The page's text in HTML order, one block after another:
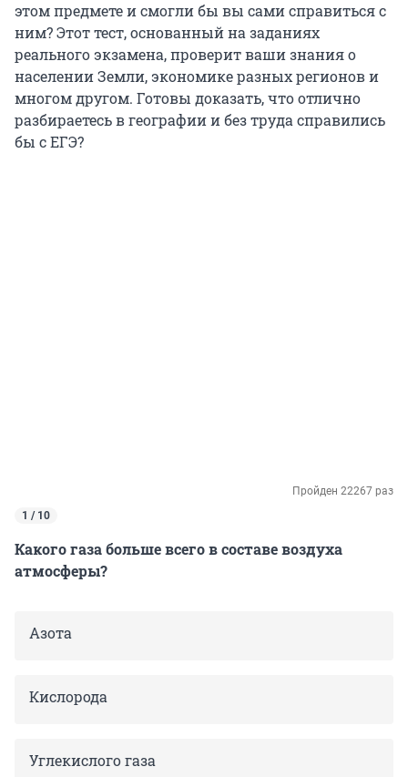
этом предмете и смогли бы вы сами справиться с
ним? Этот тест, основанный на заданиях
реального экзамена, проверит ваши знания о
населении Земли, экономике разных регионов и
многом другом. Готовы доказать, что отлично
разбираетесь в географии и без труда справились
бы с ЕГЭ?
Пройден 22267 раз
1 / 10
Какого газа больше всего в составе воздуха
атмосферы?
Азота
Кислорода
Углекислого газа